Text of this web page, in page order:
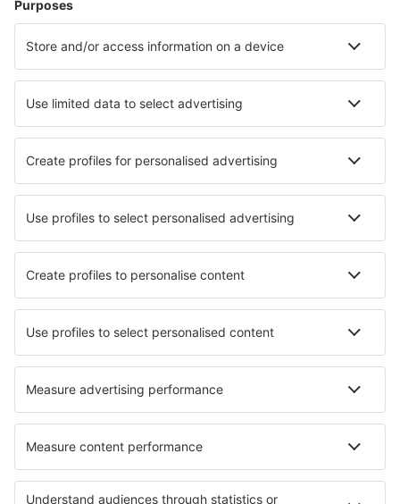
Cazare în Vysoke Tatry
Cazare în Bratislava Cazare în Liptovsky Mikulas
Cazare în Kosice Cazare în Liptovská Teplá
Cazare Detva Cazare în Červený Kláštor
Cele mai bune locuri de cazare - orașe
Cazare în Baabe Cazare în Port-la-Nouvelle
Cazare în Clearwater Cazare în Vars-sur-Roseix
Cazare în Azuaga Cazare în Ilsenburg
Cele mai bune locuri de cazare - regiuni
Cazare in Slovak Tatras Cazare in Novohrad